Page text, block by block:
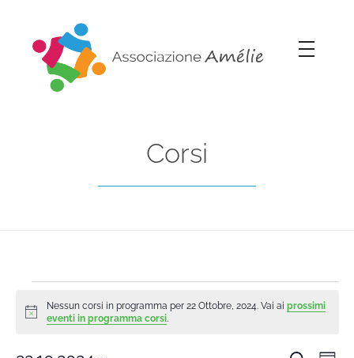
Corsi
Notice
Nessun corsi in programma per 22 Ottobre, 2024. Vai ai prossimi
eventi in programma corsi.